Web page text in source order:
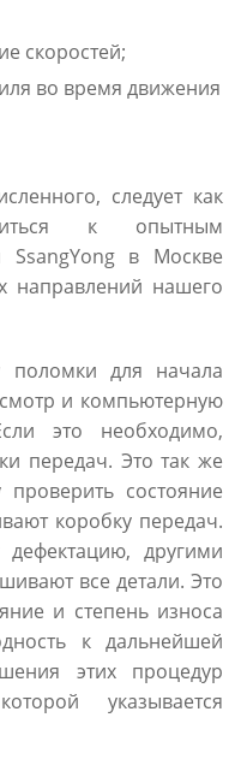
скоростей;
во время движения
следует как
к опытным
SsangYong в Москве
направлений нашего
поломки для начала
и компьютерную
это необходимо,
передач. Это так же
состояние
коробку передач.
другими
все детали. Это
и степень износа
к дальнейшей
этих процедур
указывается